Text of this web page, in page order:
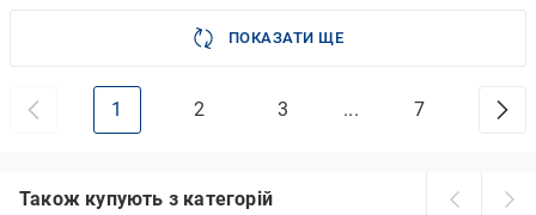
ПОКАЗАТИ ЩЕ
1 2 3 ... 7
Також купують з категорій